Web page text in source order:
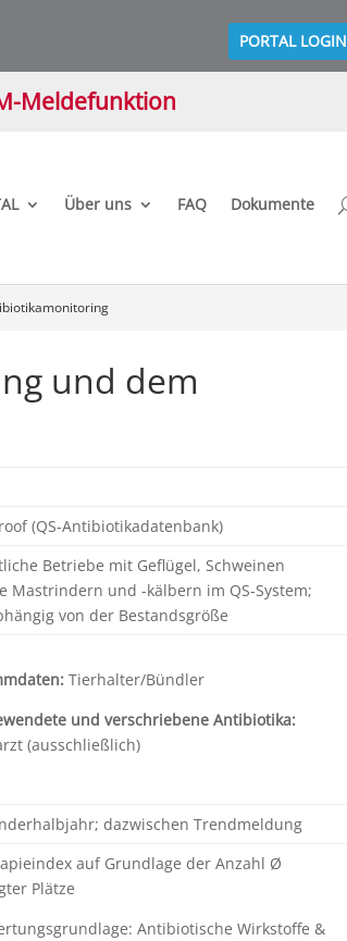
PORTAL LOGIN
Meldefunktion
Über uns FAQ Dokumente
und dem
(QS-Antibiotikadatenbank)
Betriebe mit Geflügel, Schweinen
Mastrindern und -kälbern im QS-System;
von der Bestandsgröße
Tierhalter/Bündler
und verschriebene Antibiotika:
(ausschließlich)
dazwischen Trendmeldung
auf Grundlage der Anzahl Ø
Plätze
Antibiotische Wirkstoffe &